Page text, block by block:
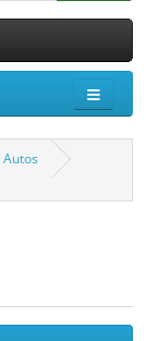
Autos